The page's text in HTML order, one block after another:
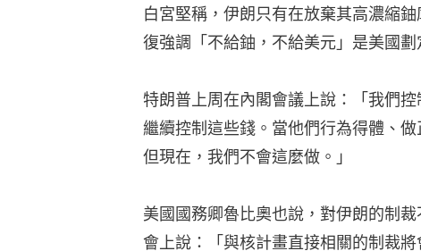
白宮堅稱，伊朗只有在放棄其高濃縮
復強調「不給鈾，不給美元」是美國劃
特朗普上周在內閣會議上說：「我們
繼續控制這些錢。當他們行為得體、
但現在，我們不會這麼做。」
美國國務卿魯比奧也說，對伊朗的制
會上說：「與核計畫直接相關的制裁